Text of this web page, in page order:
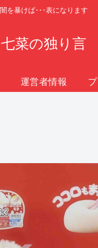
闇を暴けば･･･表になります
七菜の独り言
運営者情報